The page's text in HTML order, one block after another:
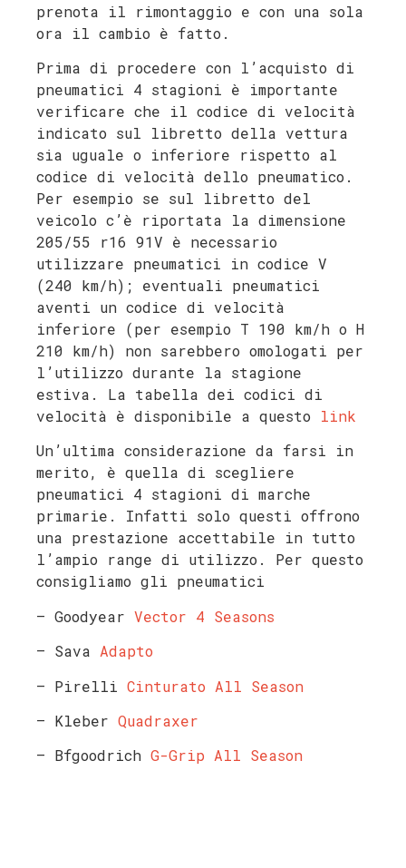
prenota il rimontaggio e con una sola
ora il cambio è fatto.
Prima di procedere con l’acquisto di
pneumatici 4 stagioni è importante
verificare che il codice di velocità
indicato sul libretto della vettura
sia uguale o inferiore rispetto al
codice di velocità dello pneumatico.
Per esempio se sul libretto del
veicolo c’è riportata la dimensione
205/55 r16 91V è necessario
utilizzare pneumatici in codice V
(240 km/h); eventuali pneumatici
aventi un codice di velocità
inferiore (per esempio T 190 km/h o H
210 km/h) non sarebbero omologati per
l’utilizzo durante la stagione
estiva. La tabella dei codici di
velocità è disponibile a questo link
Un’ultima considerazione da farsi in
merito, è quella di scegliere
pneumatici 4 stagioni di marche
primarie. Infatti solo questi offrono
una prestazione accettabile in tutto
l’ampio range di utilizzo. Per questo
consigliamo gli pneumatici
– Goodyear Vector 4 Seasons
– Sava Adapto
– Pirelli Cinturato All Season
– Kleber Quadraxer
– Bfgoodrich G-Grip All Season